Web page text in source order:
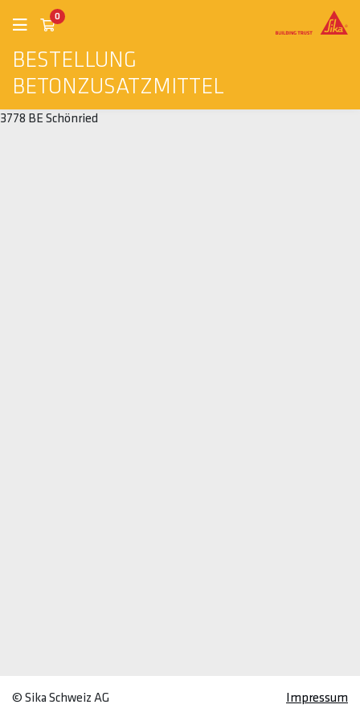
BESTELLUNG
BETONZUSATZMITTEL
0
3778 BE Schönried
© Sika Schweiz AG Impressum